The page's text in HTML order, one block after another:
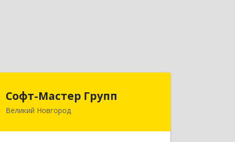
Софт-Мастер Групп
Великий Новгород
173000, Новгородская обл, Великий